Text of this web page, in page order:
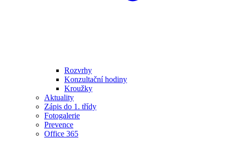
Rozvrhy
Konzultační hodiny
Kroužky
Aktuality
Zápis do 1. třídy
Fotogalerie
Prevence
Office 365